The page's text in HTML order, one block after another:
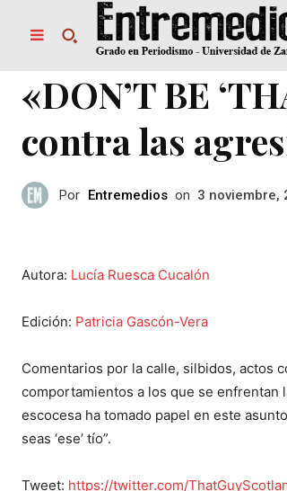
«DON’T BE
contra las
Por Entremedios on 3 noviembre,
Autora: Lucía Ruesca Cucalón
Edición: Patricia Gascón-Vera
Comentarios por la calle, silbidos, actos
comportamientos a los que se enfrentan
escocesa ha tomado papel en este
seas ‘ese’ tío”.
Tweet: https://twitter.com/